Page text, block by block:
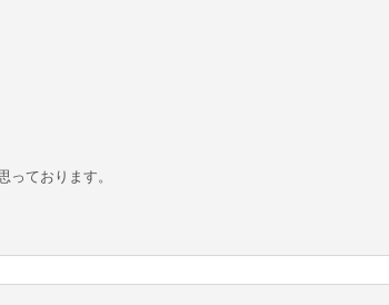
っております。